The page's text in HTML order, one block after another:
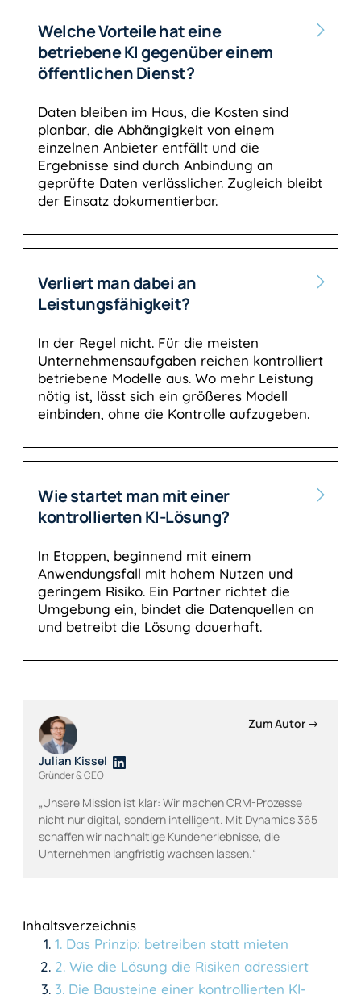
Welche Vorteile hat eine
betriebene KI gegenüber einem
öffentlichen Dienst?
Daten bleiben im Haus, die Kosten sind
planbar, die Abhängigkeit von einem
einzelnen Anbieter entfällt und die
Ergebnisse sind durch Anbindung an
geprüfte Daten verlässlicher. Zugleich bleibt
der Einsatz dokumentierbar.
Verliert man dabei an
Leistungsfähigkeit?
In der Regel nicht. Für die meisten
Unternehmensaufgaben reichen kontrolliert
betriebene Modelle aus. Wo mehr Leistung
nötig ist, lässt sich ein größeres Modell
einbinden, ohne die Kontrolle aufzugeben.
Wie startet man mit einer
kontrollierten KI-Lösung?
In Etappen, beginnend mit einem
Anwendungsfall mit hohem Nutzen und
geringem Risiko. Ein Partner richtet die
Umgebung ein, bindet die Datenquellen an
und betreibt die Lösung dauerhaft.
Zum Autor →
Julian Kissel
Gründer & CEO
„Unsere Mission ist klar: Wir machen CRM-Prozesse
nicht nur digital, sondern intelligent. Mit Dynamics 365
schaffen wir nachhaltige Kundenerlebnisse, die
Unternehmen langfristig wachsen lassen.“
Inhaltsverzeichnis
1. Das Prinzip: betreiben statt mieten
2. Wie die Lösung die Risiken adressiert
3. Die Bausteine einer kontrollierten KI-